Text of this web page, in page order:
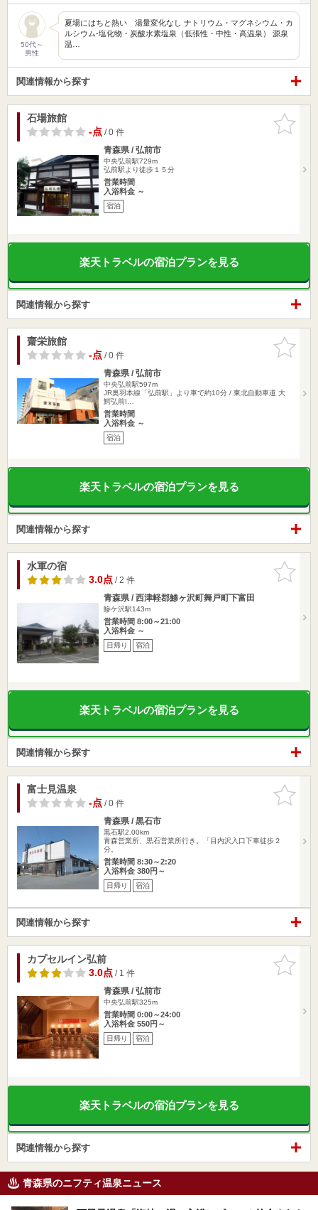
50代～
男性
夏場にはちと熱い 湯量変化なし ナトリウム・マグネシウム・カ
ルシウム-塩化物・炭酸水素塩泉（低張性・中性・高温泉） 源泉
温…
関連情報から探す
お気に入
りに追加
石場旅館
-点/ 0 件
青森県 / 弘前市
中央弘前駅729m
弘前駅より徒歩１５分
営業時間
入浴料金 ～
宿泊
楽天トラベルの宿泊プランを見る
関連情報から探す
お気に入
りに追加
齋栄旅館
-点/ 0 件
青森県 / 弘前市
中央弘前駅597m
JR奥羽本線「弘前駅」より車で約10分 / 東北自動車道 大
鰐弘前I…
営業時間
入浴料金 ～
宿泊
楽天トラベルの宿泊プランを見る
関連情報から探す
お気に入
りに追加
水軍の宿
3.0点/ 2 件
青森県 / 西津軽郡鯵ヶ沢町舞戸町下富田
鰺ケ沢駅143m
営業時間 8:00～21:00
入浴料金 ～
日帰り 宿泊
楽天トラベルの宿泊プランを見る
関連情報から探す
お気に入
りに追加
富士見温泉
-点/ 0 件
青森県 / 黒石市
黒石駅2.00km
青森営業所、黒石営業所行き。「目内沢入口下車徒歩２
分。
営業時間 8:30～2:20
入浴料金 380円～
日帰り 宿泊
関連情報から探す
お気に入
りに追加
カプセルイン弘前
3.0点/ 1 件
青森県 / 弘前市
中央弘前駅325m
営業時間 0:00～24:00
入浴料金 550円～
日帰り 宿泊
楽天トラベルの宿泊プランを見る
関連情報から探す
青森県のニフティ温泉ニュース